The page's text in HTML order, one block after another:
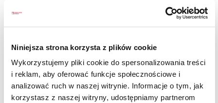
Niniejsza strona korzysta z plików cookie
Wykorzystujemy pliki cookie do spersonalizowania treści
i reklam, aby oferować funkcje społecznościowe i
analizować ruch w naszej witrynie. Informacje o tym, jak
korzystasz z naszej witryny, udostępniamy partnerom
Galeria zdjęć